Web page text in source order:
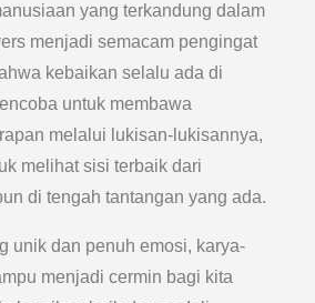
yang terkandung dalam
menjadi semacam pengingat
kebaikan selalu ada di
untuk membawa
melalui lukisan-lukisannya,
melihat sisi terbaik dari
di tengah tantangan yang ada.
unik dan penuh emosi, karya-
menjadi cermin bagi kita